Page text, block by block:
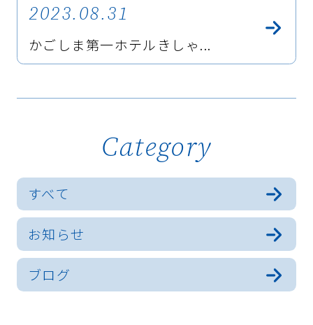
2023.08.31
かごしま第一ホテルきしゃ...
Category
すべて
お知らせ
ブログ